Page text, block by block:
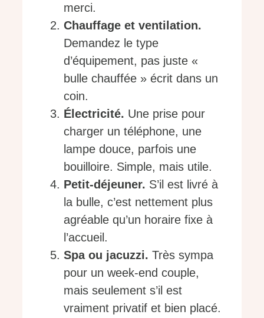
merci.
Chauffage et ventilation.
Demandez le type
d’équipement, pas juste «
bulle chauffée » écrit dans un
coin.
Électricité. Une prise pour
charger un téléphone, une
lampe douce, parfois une
bouilloire. Simple, mais utile.
Petit-déjeuner. S’il est livré à
la bulle, c’est nettement plus
agréable qu’un horaire fixe à
l’accueil.
Spa ou jacuzzi. Très sympa
pour un week-end couple,
mais seulement s’il est
vraiment privatif et bien placé.